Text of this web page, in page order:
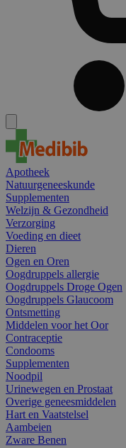
Apotheek
Natuurgeneeskunde
Supplementen
Welzijn & Gezondheid
Verzorging
Voeding en dieet
Dieren
Ogen en Oren
Oogdruppels allergie
Oogdruppels Droge Ogen
Oogdruppels Glaucoom
Ontsmetting
Middelen voor het Oor
Contraceptie
Condooms
Supplementen
Noodpil
Urinewegen en Prostaat
Overige geneesmiddelen
Hart en Vaatstelsel
Aambeien
Zware Benen